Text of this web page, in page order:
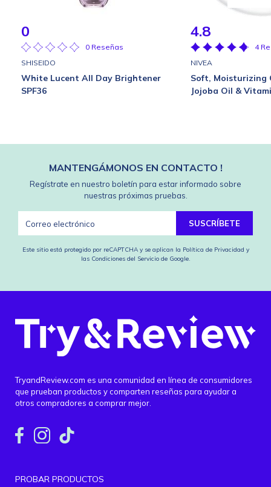
0
0 Reseñas
SHISEIDO
White Lucent All Day Brightener
SPF36
4.8
4
NIVEA
Soft, Moisturizing
Jojoba Oil &
MANTENGÁMONOS EN CONTACTO !
Regístrate en nuestro boletín para estar informado sobre
nuestras próximas pruebas.
SUSCRÍBETE
Este sitio está protegido por reCAPTCHA y se aplican la Política de Privacidad y
las Condiciones del Serviciode Google.
TryandReview.com es una comunidad en línea de consumidores
que prueban productos y comparten reseñas para ayudar a
otros compradores a comprar mejor.
PROBAR PRODUCTOS